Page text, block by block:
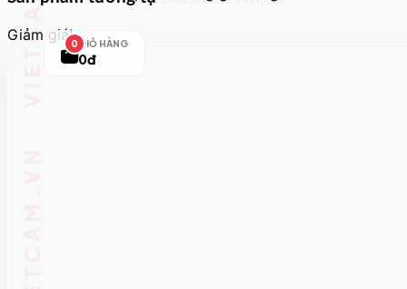
0 GIỎ HÀNG
0đ
Giảm giá!